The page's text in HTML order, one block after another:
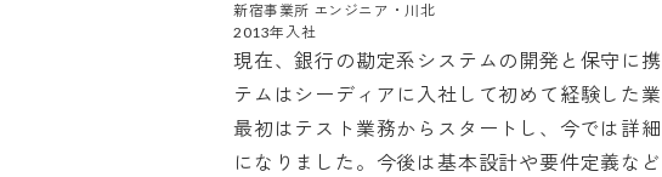
新宿事業所 エンジニア・川北
2013年入社
現在、銀行の勘定系システムの開発と保守に
テムはシーディアに入社して初めて経験した業
最初はテスト業務からスタートし、今では詳
になりました。今後は基本設計や要件定義な